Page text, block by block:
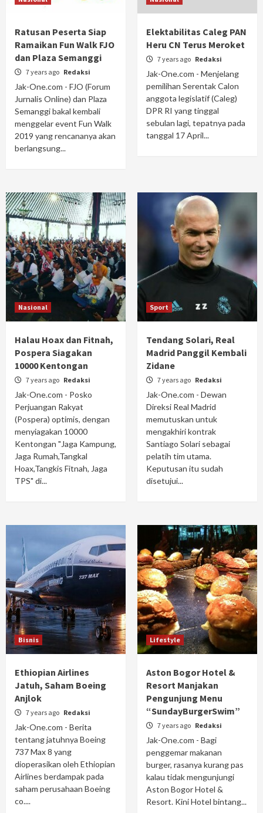
Ratusan Peserta Siap
Ramaikan Fun Walk FJO
dan Plaza Semanggi
7 years ago Redaksi
Jak-One.com - FJO (Forum
Jurnalis Online) dan Plaza
Semanggi bakal kembali
menggelar event Fun Walk
2019 yang rencananya akan
berlangsung...
Elektabilitas Caleg PAN
Heru CN Terus Meroket
7 years ago Redaksi
Jak-One.com - Menjelang
pemilihan Serentak Calon
anggota legislatif (Caleg)
DPR RI yang tinggal
sebulan lagi, tepatnya pada
tanggal 17 April...
Nasional
Halau Hoax dan Fitnah,
Pospera Siagakan
10000 Kentongan
7 years ago Redaksi
Jak-One.com - Posko
Perjuangan Rakyat
(Pospera) optimis, dengan
menyiagakan 10000
Kentongan "Jaga Kampung,
Jaga Rumah,Tangkal
Hoax,Tangkis Fitnah, Jaga
TPS" di...
Sport
Tendang Solari, Real
Madrid Panggil Kembali
Zidane
7 years ago Redaksi
Jak-One.com - Dewan
Direksi Real Madrid
memutuskan untuk
mengakhiri kontrak
Santiago Solari sebagai
pelatih tim utama.
Keputusan itu sudah
disetujui...
Bisnis
Ethiopian Airlines
Jatuh, Saham Boeing
Anjlok
7 years ago Redaksi
Jak-One.com - Berita
tentang jatuhnya Boeing
737 Max 8 yang
dioperasikan oleh Ethiopian
Airlines berdampak pada
saham perusahaan Boeing
co....
Lifestyle
Aston Bogor Hotel &
Resort Manjakan
Pengunjung Menu
“SundayBurgerSwim”
7 years ago Redaksi
Jak-One.com - Bagi
penggemar makanan
burger, rasanya kurang pas
kalau tidak mengunjungi
Aston Bogor Hotel &
Resort. Kini Hotel bintang...